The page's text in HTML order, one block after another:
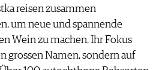
reisen zusammen
um neue und spannende
Wein zu machen. Ihr Fokus
grossen Namen, sondern auf